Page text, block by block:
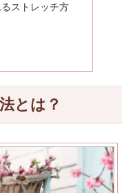
ストレッチ方
とは？